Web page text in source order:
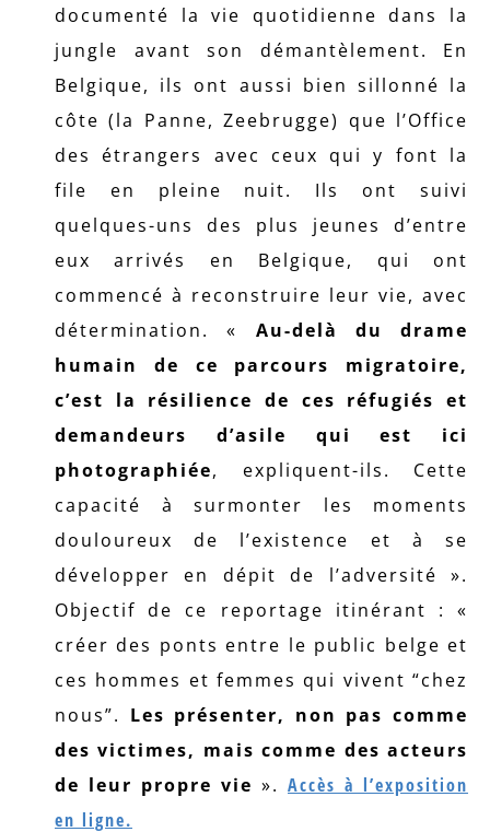
documenté la vie quotidienne dans la
jungle avant son démantèlement. En
Belgique, ils ont aussi bien sillonné la
côte (la Panne, Zeebrugge) que l’Office
des étrangers avec ceux qui y font la
file en pleine nuit. Ils ont suivi
quelques-uns des plus jeunes d’entre
eux arrivés en Belgique, qui ont
commencé à reconstruire leur vie, avec
détermination. « Au-delà du drame
humain de ce parcours migratoire,
c’est la résilience de ces réfugiés et
demandeurs d’asile qui est ici
photographiée, expliquent-ils. Cette
capacité à surmonter les moments
douloureux de l’existence et à se
développer en dépit de l’adversité ».
Objectif de ce reportage itinérant : «
créer des ponts entre le public belge et
ces hommes et femmes qui vivent “chez
nous”. Les présenter, non pas comme
des victimes, mais comme des acteurs
de leur propre vie ». Accès à l’exposition
en ligne.